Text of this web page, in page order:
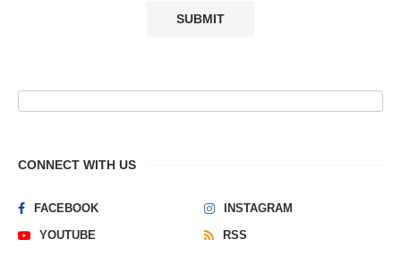
CONNECT WITH US
FACEBOOK
INSTAGRAM
YOUTUBE
RSS